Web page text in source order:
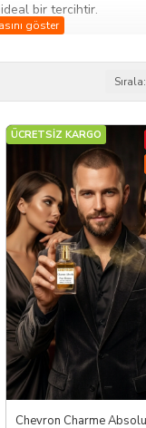
bir tercihtir.
herkes
zamanda kişisel
Sırala:
ÜCRETSİZ KARGO